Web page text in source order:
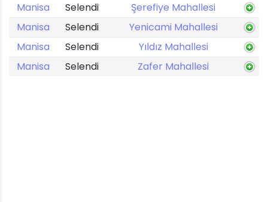
Manisa
Selendi
Şerefiye Mahallesi
Manisa
Selendi
Yenicami Mahallesi
Manisa
Selendi
Yıldız Mahallesi
Manisa
Selendi Zafer Mahallesi